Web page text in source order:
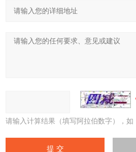
请输入计算结果（填写阿拉伯数字），如